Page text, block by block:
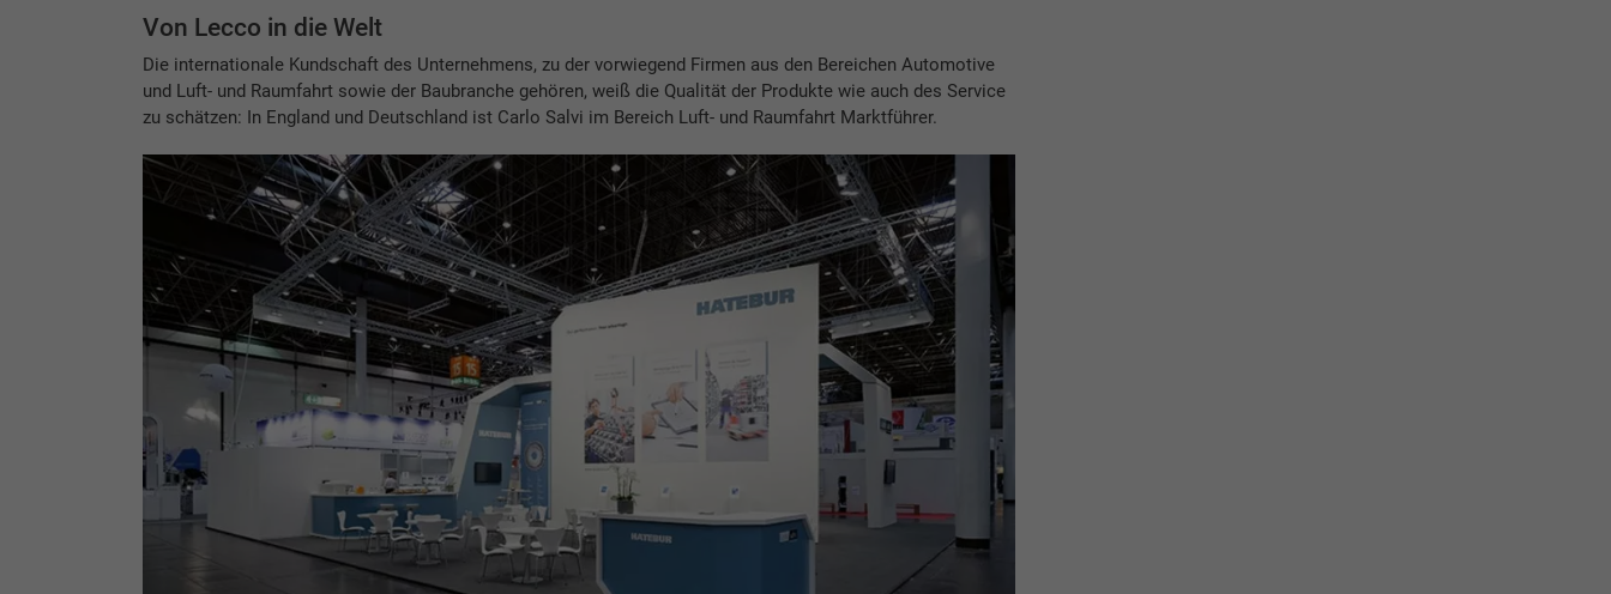
Von Lecco in die Welt
Die internationale Kundschaft des Unternehmens, zu der vorwiegend Firmen aus den Bereichen Automotive
und Luft- und Raumfahrt sowie der Baubranche gehören, weiß die Qualität der Produkte wie auch des Service
zu schätzen: In England und Deutschland ist Carlo Salvi im Bereich Luft- und Raumfahrt Marktführer.